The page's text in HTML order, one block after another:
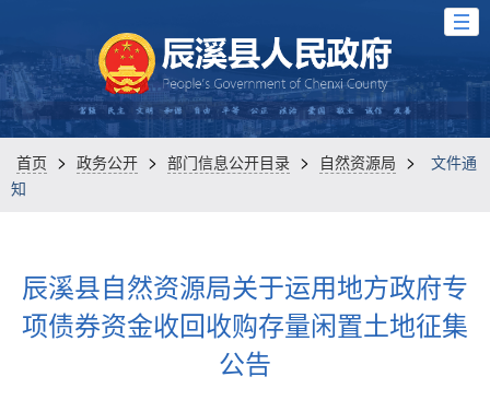
首页 > 政务公开 > 部门信息公开目录 > 自然资源局 >
文件通
知
辰溪县自然资源局关于运用地方政府专
项债券资金收回收购存量闲置土地征集
公告